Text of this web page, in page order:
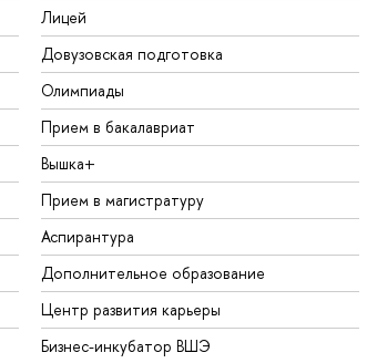
Лицей
Довузовская подготовка
Олимпиады
Прием в бакалавриат
Вышка+
Прием в магистратуру
Аспирантура
Дополнительное образование
Центр развития карьеры
Бизнес-инкубатор ВШЭ